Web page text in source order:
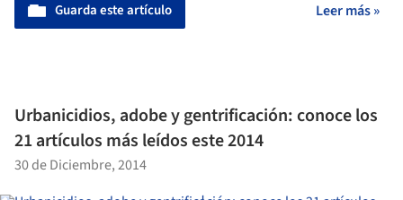
Guarda este artículo Leer más »
Urbanicidios, adobe y gentrificación: conoce los
21 artículos más leídos este 2014
30 de Diciembre, 2014